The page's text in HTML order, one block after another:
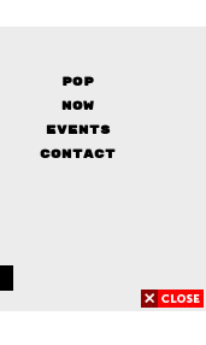
Pop
Now
Events
Contact